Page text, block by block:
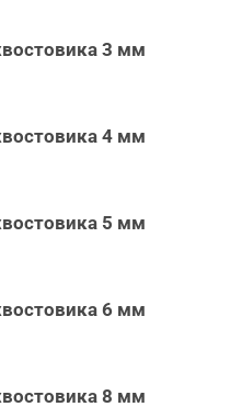
3 мм
4 мм
5 мм
6 мм
8 мм